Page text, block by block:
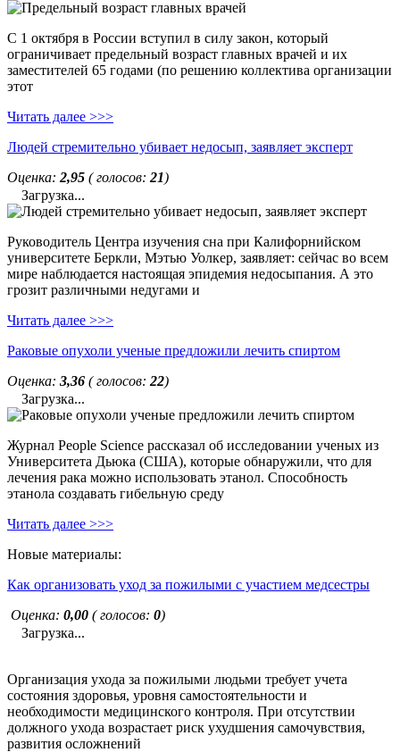
С 1 октября в России вступил в силу закон, который
ограничивает предельный возраст главных врачей и их
заместителей 65 годами (по решению коллектива организации
этот
Читать далее >>>
Людей стремительно убивает недосып, заявляет эксперт
Оценка: 2,95 ( голосов: 21)
Загрузка...
Руководитель Центра изучения сна при Калифорнийском
университете Беркли, Мэтью Уолкер, заявляет: сейчас во всем
мире наблюдается настоящая эпидемия недосыпания. А это
грозит различными недугами и
Читать далее >>>
Раковые опухоли ученые предложили лечить спиртом
Оценка: 3,36 ( голосов: 22)
Загрузка...
Журнал People Science рассказал об исследовании ученых из
Университета Дьюка (США), которые обнаружили, что для
лечения рака можно использовать этанол. Способность
этанола создавать гибельную среду
Читать далее >>>
Новые материалы:
Как организовать уход за пожилыми с участием медсестры
Оценка: 0,00 ( голосов: 0)
Загрузка...
Организация ухода за пожилыми людьми требует учета
состояния здоровья, уровня самостоятельности и
необходимости медицинского контроля. При отсутствии
должного ухода возрастает риск ухудшения самочувствия,
развития осложнений